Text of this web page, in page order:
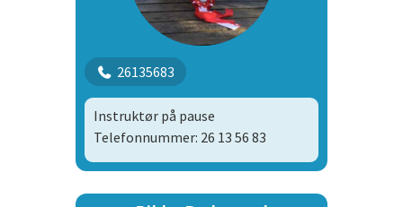
26135683
Instruktør på pause
Telefonnummer: 26 13 56 83